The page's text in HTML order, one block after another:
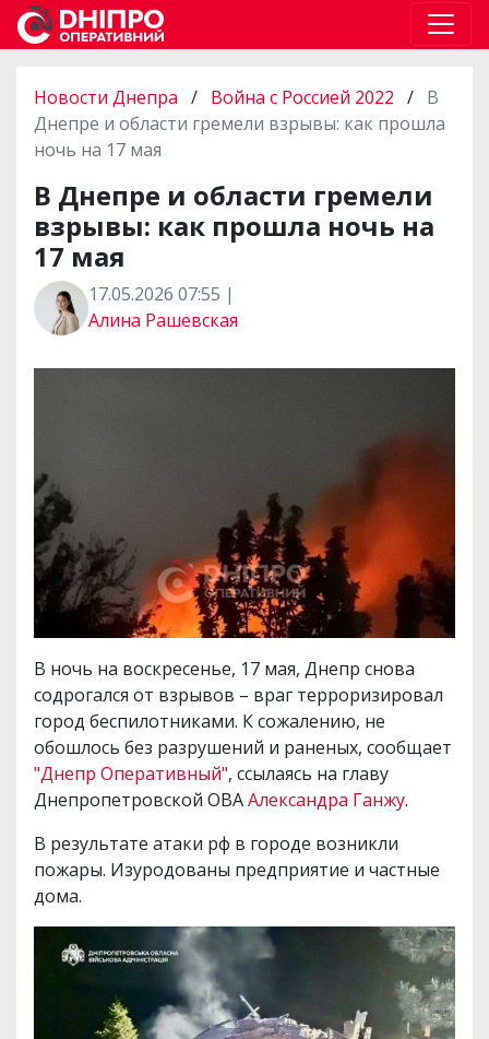
Новости Днепра / Война с Россией 2022 / В
Днепре и области гремели взрывы: как прошла
ночь на 17 мая
В Днепре и области гремели
взрывы: как прошла ночь на
17 мая
17.05.2026 07:55 |
Алина Рашевская
В ночь на воскресенье, 17 мая, Днепр снова
содрогался от взрывов – враг терроризировал
город беспилотниками. К сожалению, не
обошлось без разрушений и раненых, сообщает
"Днепр Оперативный", ссылаясь на главу
Днепропетровской ОВААлександра Ганжу.
В результате атаки рф в городе возникли
пожары. Изуродованы предприятие и частные
дома.